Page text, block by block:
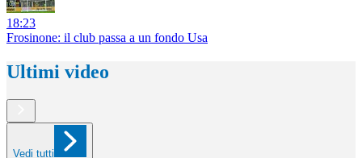
18:23
Frosinone: il club passa a un fondo Usa
Ultimi video
Vedi tutti